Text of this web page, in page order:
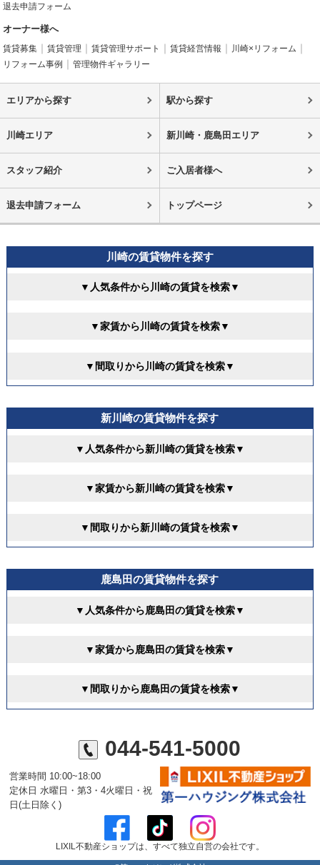
退去申請フォーム
オーナー様へ
賃貸募集 賃貸管理 賃貸管理サポート 賃貸経営情報
川崎×リフォーム
リフォーム事例
管理物件ギャラリー
エリアから探す 駅から探す
川崎エリア 新川崎・鹿島田エリア
スタッフ紹介 ご入居者様へ
退去申請フォーム トップページ
川崎の賃貸物件を探す
▼人気条件から川崎の賃貸を検索▼
▼家賃から川崎の賃貸を検索▼
▼間取りから川崎の賃貸を検索▼
新川崎の賃貸物件を探す
▼人気条件から新川崎の賃貸を検索▼
▼家賃から新川崎の賃貸を検索▼
▼間取りから新川崎の賃貸を検索▼
鹿島田の賃貸物件を探す
▼人気条件から鹿島田の賃貸を検索▼
▼家賃から鹿島田の賃貸を検索▼
▼間取りから鹿島田の賃貸を検索▼
044-541-5000
営業時間 10:00~18:00
定休日 水曜日・第3・4火曜日・祝
日(土日除く)
LIXIL不動産ショップは、すべて独立自営の会社です。